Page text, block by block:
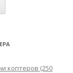
коптеров (250